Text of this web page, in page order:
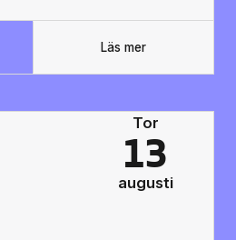
Läs mer
Tor
13
augusti